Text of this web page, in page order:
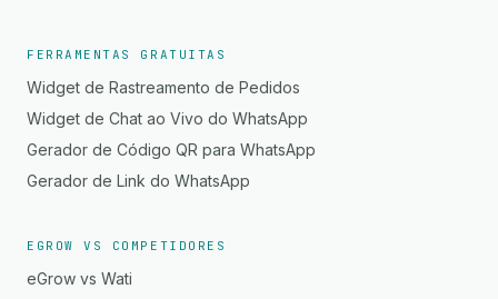
FERRAMENTAS GRATUITAS
Widget de Rastreamento de Pedidos
Widget de Chat ao Vivo do WhatsApp
Gerador de Código QR para WhatsApp
Gerador de Link do WhatsApp
EGROW VS COMPETIDORES
eGrow vs Wati